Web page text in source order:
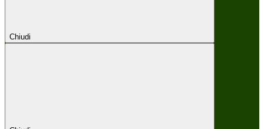
Chiudi